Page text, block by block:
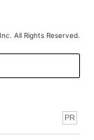
All Rights Reserved.
PR